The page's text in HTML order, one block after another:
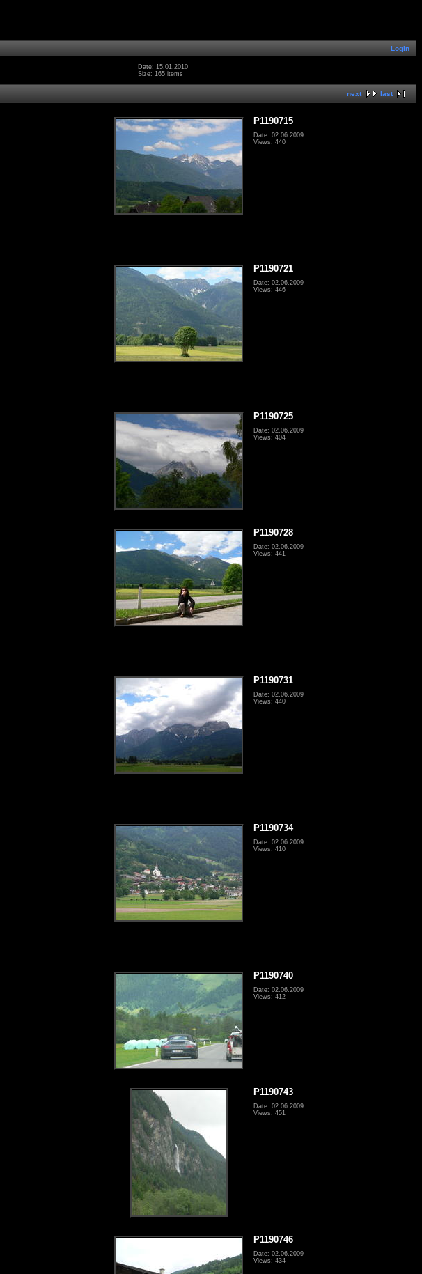
Login
Date: 15.01.2010
Size: 165 items
next last
P1190715
Date: 02.06.2009
Views: 440
P1190721
Date: 02.06.2009
Views: 446
P1190725
Date: 02.06.2009
Views: 404
P1190728
Date: 02.06.2009
Views: 441
P1190731
Date: 02.06.2009
Views: 440
P1190734
Date: 02.06.2009
Views: 410
P1190740
Date: 02.06.2009
Views: 412
P1190743
Date: 02.06.2009
Views: 451
P1190746
Date: 02.06.2009
Views: 434